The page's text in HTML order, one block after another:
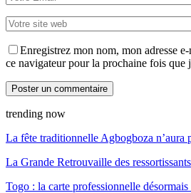
Enregistrez mon nom, mon adresse
ce navigateur pour la prochaine fois que
trending now
La fête traditionnelle Agbogboza n’aura
La Grande Retrouvaille des
Togo : la carte professionnelle